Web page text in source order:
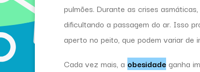
pulmões. Durante as crises
dificultando a passagem do ar. Isso
aperto no peito, que podem variar de
Cada vez mais, a obesidade ganha